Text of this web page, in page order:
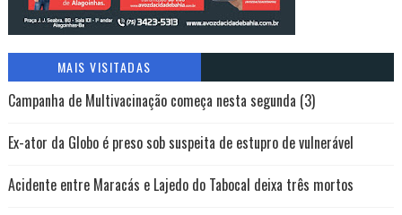
MAIS VISITADAS
Campanha de Multivacinação começa nesta segunda (3)
Ex-ator da Globo é preso sob suspeita de estupro de vulnerável
Acidente entre Maracás e Lajedo do Tabocal deixa três mortos